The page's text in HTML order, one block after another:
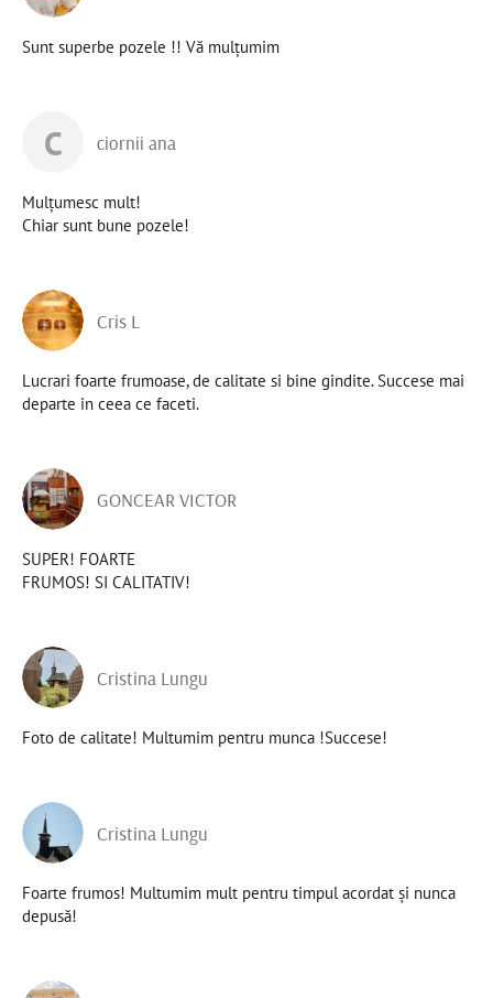
Sunt superbe pozele !! Vă mulțumim
C ciornii ana
Mulțumesc mult!
Chiar sunt bune pozele!
Cris L
Lucrari foarte frumoase, de calitate si bine gindite. Succese mai
departe in ceea ce faceti.
GONCEAR VICTOR
SUPER! FOARTE
FRUMOS! SI CALITATIV!
Cristina Lungu
Foto de calitate! Multumim pentru munca !Succese!
Cristina Lungu
Foarte frumos! Multumim mult pentru timpul acordat şi nunca
depusă!